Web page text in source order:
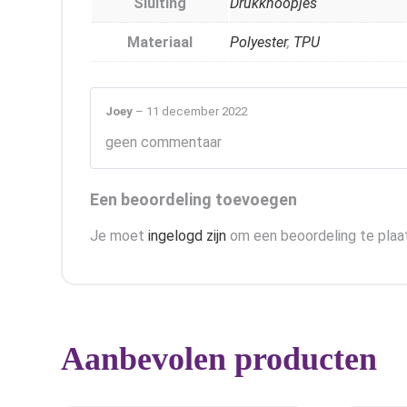
Materiaal Polyester, TPU
Joey – 11 december 2022
geen commentaar
Een beoordeling toevoegen
Je moet ingelogd zijn om een beoordeling te
Aanbevolen producten